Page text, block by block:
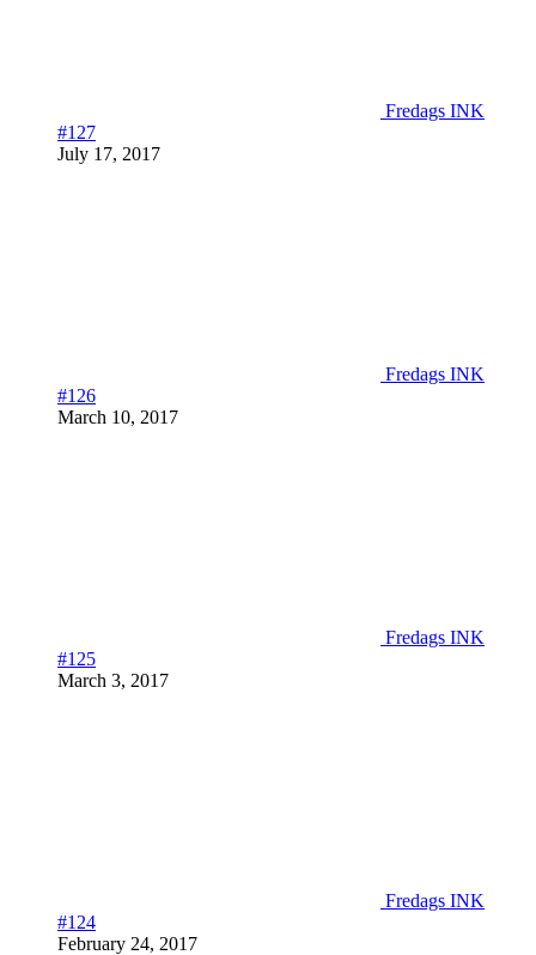
Fredags INK
#127
July 17, 2017
Fredags INK
#126
March 10, 2017
Fredags INK
#125
March 3, 2017
Fredags INK
#124
February 24, 2017